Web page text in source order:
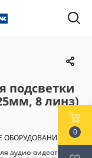
подсветки
8 линз)
-
аудио-видеотехники
0